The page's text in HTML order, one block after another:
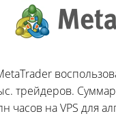
трейдеров.
часов на VPS для